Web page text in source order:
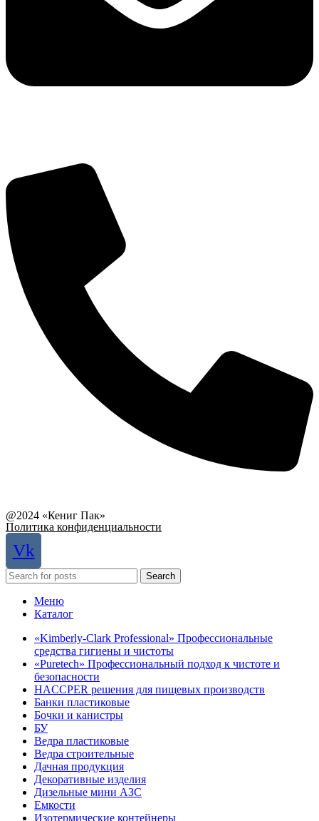
@2024 «Кениг Пак»
Политика конфиденциальности
Vk
Search
Меню
Каталог
«Kimberly-Clark Professional» Профессиональные
средства гигиены и чистоты
«Puretech» Профессиональный подход к чистоте и
безопасности
HACCPER решения для пищевых производств
Банки пластиковые
Бочки и канистры
БУ
Ведра пластиковые
Ведра строительные
Дачная продукция
Декоративные изделия
Дизельные мини АЗС
Емкости
Изотермические контейнеры